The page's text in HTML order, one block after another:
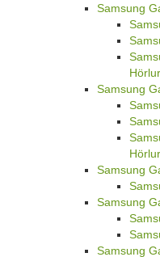
Samsung
Samsung
Samsung
Samsung
Samsung